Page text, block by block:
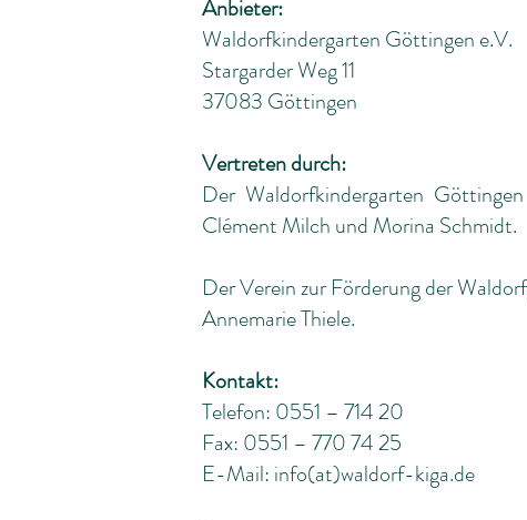
Anbieter:
Waldorfkindergarten Göttingen e.V.
Stargarder Weg 11
37083 Göttingen
Vertreten durch:
Der Waldorfkindergarten
Clément Milch und Morina Schmidt.
Der Verein zur Förderung der
Annemarie Thiele.
Kontakt:
Telefon: 0551 – 714 20
Fax: 0551 – 770 74 25
E-Mail: info(at)waldorf-kiga.de